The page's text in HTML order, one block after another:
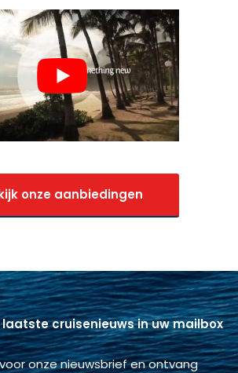
onze aanbiedingen
cruisenieuws in uw mailbox
onze nieuwsbrief en ontvang